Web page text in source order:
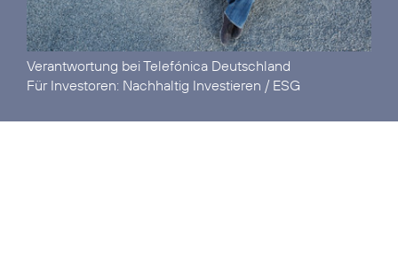
Verantwortung bei Telefónica Deutschland
Für Investoren: Nachhaltig Investieren / ESG